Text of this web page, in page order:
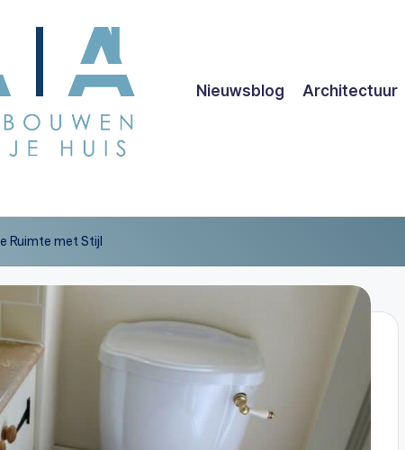
Nieuwsblog Architectuur
Ruimte met Stijl